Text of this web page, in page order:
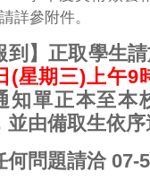
詳參附件。
到】正取學生
(星期三)上午9
知單正本至本
並由備取生依
何問題請洽 07-